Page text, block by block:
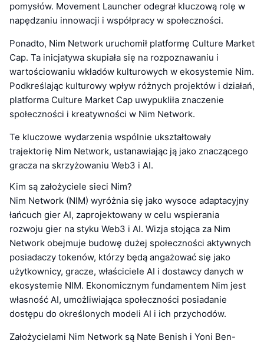
pomysłów. Movement Launcher odegrał kluczową rolę w
napędzaniu innowacji i współpracy w społeczności.
Ponadto, Nim Network uruchomił platformę Culture Market
Cap. Ta inicjatywa skupiała się na rozpoznawaniu i
wartościowaniu wkładów kulturowych w ekosystemie Nim.
Podkreślając kulturowy wpływ różnych projektów i działań,
platforma Culture Market Cap uwypukliła znaczenie
społeczności i kreatywności w Nim Network.
Te kluczowe wydarzenia wspólnie ukształtowały
trajektorię Nim Network, ustanawiając ją jako znaczącego
gracza na skrzyżowaniu Web3 i AI.
Kim są założyciele sieci Nim?
Nim Network (NIM) wyróżnia się jako wysoce adaptacyjny
łańcuch gier AI, zaprojektowany w celu wspierania
rozwoju gier na styku Web3 i AI. Wizja stojąca za Nim
Network obejmuje budowę dużej społeczności aktywnych
posiadaczy tokenów, którzy będą angażować się jako
użytkownicy, gracze, właściciele AI i dostawcy danych w
ekosystemie NIM. Ekonomicznym fundamentem Nim jest
własność AI, umożliwiająca społeczności posiadanie
dostępu do określonych modeli AI i ich przychodów.
Założycielami Nim Network są Nate Benish i Yoni Ben-